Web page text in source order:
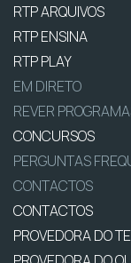
RTP ARQUIVOS
RTP ENSINA
RTP PLAY
EM DIRETO
REVER
CONCURSOS
PERGUNTAS
CONTACTOS
CONTACTOS
PROVEDORA DO